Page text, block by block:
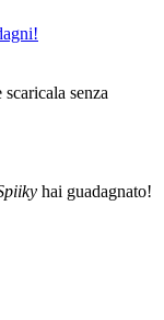
senza
hai guadagnato!